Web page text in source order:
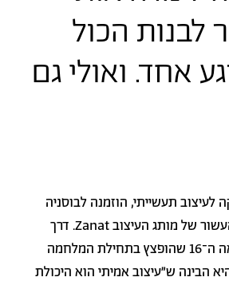
לבנות הכול
אחד. ואולי גם
תעשייתי, הוזמנה לבוסניה
לקחת חלק בחגיגות העשור של מותג העיצוב Zanat. דרך
הסיפור של גשר מהמאה ה־16 שהופצץ בתחילת המלחמה
הבינה ש״עיצוב אמיתי הוא היכולת